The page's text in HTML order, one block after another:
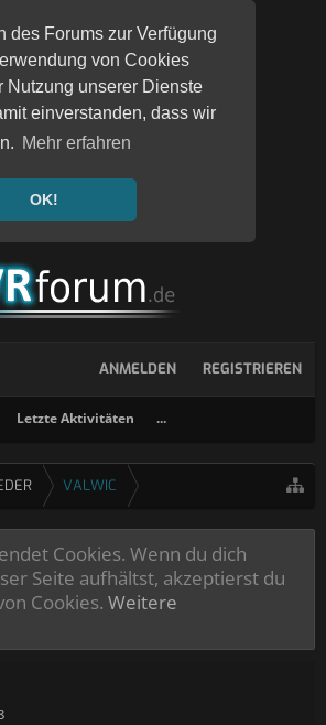
des Forums zur Verfügung
von Cookies
Nutzung unserer Dienste
einverstanden, dass wir
Mehr erfahren
OK!
Letzte Aktivitäten ...
ANMELDEN REGISTRIEREN
VALWIC
Cookies. Wenn du dich
Seite aufhältst, akzeptierst du
Cookies. Weitere